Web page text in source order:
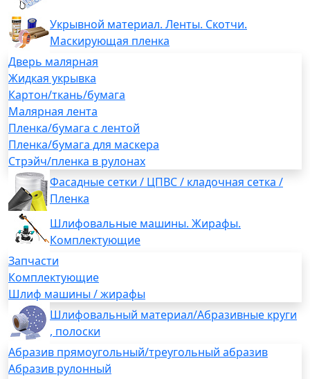
Укрывной материал. Ленты. Скотчи.
Маскирующая пленка
Дверь малярная
Жидкая укрывка
Картон/ткань/бумага
Малярная лента
Пленка/бумага с лентой
Пленка/бумага для маскера
Стрэйч/пленка в рулонах
Фасадные сетки / ЦПВС / кладочная сетка /
Пленка
Шлифовальные машины. Жирафы.
Комплектующие
Запчасти
Комплектующие
Шлиф машины / жирафы
Шлифовальный материал/Абразивные круги
, полоски
Абразив прямоугольный/треугольный абразив
Абразив рулонный